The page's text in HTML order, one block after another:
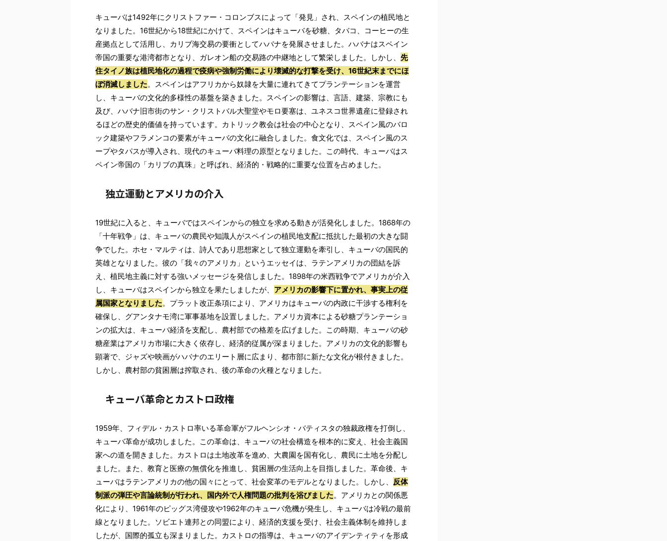
キューバは1492年にクリストファー・コロンブスによって「発見」され、スペインの植民地と
なりました。16世紀から18世紀にかけて、スペインはキューバを砂糖、タバコ、コーヒーの生
産拠点として活用し、カリブ海交易の要衝としてハバナを発展させました。ハバナはスペイン
帝国の重要な港湾都市となり、ガレオン船の交易路の中継地として繁栄しました。しかし、 先
住タイノ族は植民地化の過程で疫病や強制労働により壊滅的な打撃を受け、16世紀末までにほ
ぼ消滅しました。スペインはアフリカから奴隷を大量に連れてきてプランテーションを運営
し、キューバの文化的多様性の基盤を築きました。スペインの影響は、言語、建築、宗教にも
及び、ハバナ旧市街のサン・クリストバル大聖堂やモロ要塞は、ユネスコ世界遺産に登録され
るほどの歴史的価値を持っています。カトリック教会は社会の中心となり、スペイン風のバロ
ック建築やフラメンコの要素がキューバの文化に融合しました。食文化では、スペイン風のス
ープやタパスが導入され、現代のキューバ料理の原型となりました。この時代、キューバはス
ペイン帝国の「カリブの真珠」と呼ばれ、経済的・戦略的に重要な位置を占めました。
独立運動とアメリカの介入
19世紀に入ると、キューバではスペインからの独立を求める動きが活発化しました。1868年の
「十年戦争」は、キューバの農民や知識人がスペインの植民地支配に抵抗した最初の大きな闘
争でした。ホセ・マルティは、詩人であり思想家として独立運動を牽引し、キューバの国民的
英雄となりました。彼の「我々のアメリカ」というエッセイは、ラテンアメリカの団結を訴
え、植民地主義に対する強いメッセージを発信しました。1898年の米西戦争でアメリカが介入
し、キューバはスペインから独立を果たしましたが、 アメリカの影響下に置かれ、事実上の従
属国家となりました。プラット改正条項により、アメリカはキューバの内政に干渉する権利を
確保し、グアンタナモ湾に軍事基地を設置しました。アメリカ資本による砂糖プランテーショ
ンの拡大は、キューバ経済を支配し、農村部での格差を広げました。この時期、キューバの砂
糖産業はアメリカ市場に大きく依存し、経済的従属が深まりました。アメリカの文化的影響も
顕著で、ジャズや映画がハバナのエリート層に広まり、都市部に新たな文化が根付きました。
しかし、農村部の貧困層は搾取され、後の革命の火種となりました。
キューバ革命とカストロ政権
1959年、フィデル・カストロ率いる革命軍がフルヘンシオ・バティスタの独裁政権を打倒し、
キューバ革命が成功しました。この革命は、キューバの社会構造を根本的に変え、社会主義国
家への道を開きました。カストロは土地改革を進め、大農園を国有化し、農民に土地を分配し
ました。また、教育と医療の無償化を推進し、貧困層の生活向上を目指しました。革命後、キ
ューバはラテンアメリカの他の国々にとって、社会変革のモデルとなりました。しかし、 反体
制派の弾圧や言論統制が行われ、国内外で人権問題の批判を浴びました。アメリカとの関係悪
化により、1961年のピッグス湾侵攻や1962年のキューバ危機が発生し、キューバは冷戦の最前
線となりました。ソビエト連邦との同盟により、経済的支援を受け、社会主義体制を維持しま
したが、国際的孤立も深まりました。カストロの指導は、キューバのアイデンティティを形成